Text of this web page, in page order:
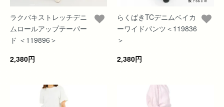
ラクバキストレッチデニ
ムロールアップテーパー
ド ＜119896＞
2,380円
らくばきTCデニムベイカ
ーワイドパンツ＜119836
＞
2,380円